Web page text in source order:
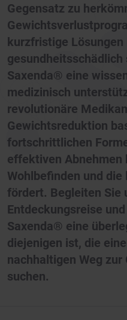
Gegensatz zu
kurzfristige
Saxenda® eine
medizinisch
revolutionäre
Gewichtsreduktion
fortschrittlichen
effektiven Abnehmen
Wohlbefinden und
fördert. Begleiten Sie
Entdeckungsreise
Saxenda® eine
diejenigen ist, die
nachhaltigen Weg
suchen.